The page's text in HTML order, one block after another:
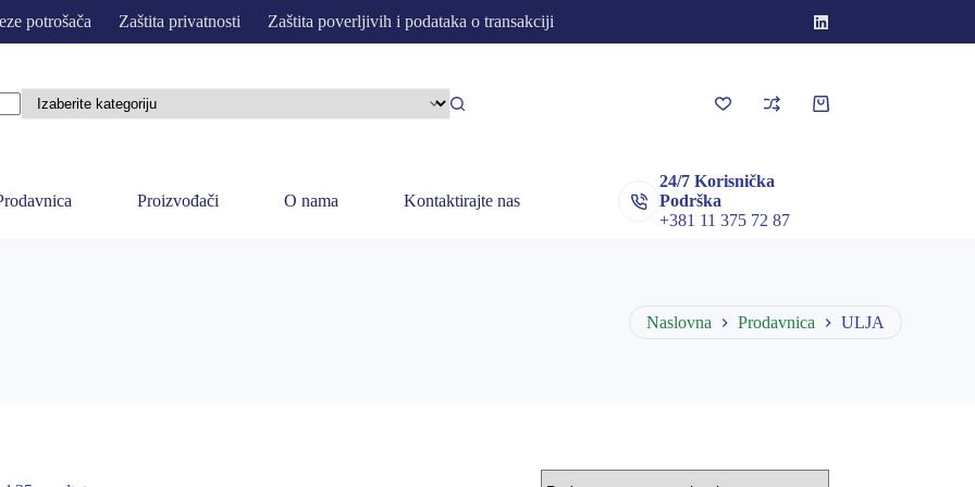
potrošača Zaštita privatnosti Zaštita poverljivih i podataka o transakciji
Korpa
Proizvođači O nama Kontaktirajte nas
24/7 Korisnička
Podrška
+381 11 375 72 87
Naslovna Prodavnica ULJA